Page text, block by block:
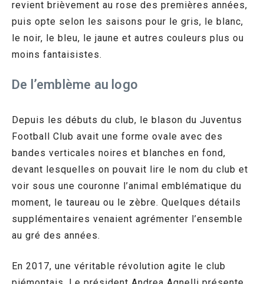
revient brièvement au rose des premières années,
puis opte selon les saisons pour le gris, le blanc,
le noir, le bleu, le jaune et autres couleurs plus ou
moins fantaisistes.
De l’emblème au logo
Depuis les débuts du club, le blason du Juventus
Football Club avait une forme ovale avec des
bandes verticales noires et blanches en fond,
devant lesquelles on pouvait lire le nom du club et
voir sous une couronne l’animal emblématique du
moment, le taureau ou le zèbre. Quelques détails
supplémentaires venaient agrémenter l’ensemble
au gré des années.
En 2017, une véritable révolution agite le club